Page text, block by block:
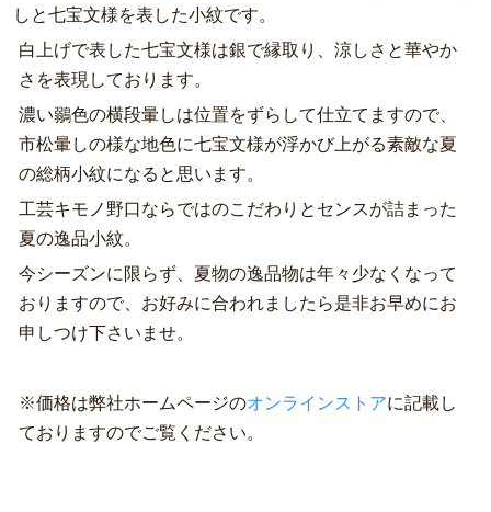
しと七宝文様を表した小紋です。
白上げで表した七宝文様は銀で縁取り、涼しさと華やか
さを表現しております。
濃い鶸色の横段暈しは位置をずらして仕立てますので、
市松暈しの様な地色に七宝文様が浮かび上がる素敵な夏
の総柄小紋になると思います。
工芸キモノ野口ならではのこだわりとセンスが詰まった
夏の逸品小紋。
今シーズンに限らず、夏物の逸品物は年々少なくなって
おりますので、お好みに合われましたら是非お早めにお
申しつけ下さいませ。
※価格は弊社ホームページのオンラインストアに記載し
ておりますのでご覧ください。